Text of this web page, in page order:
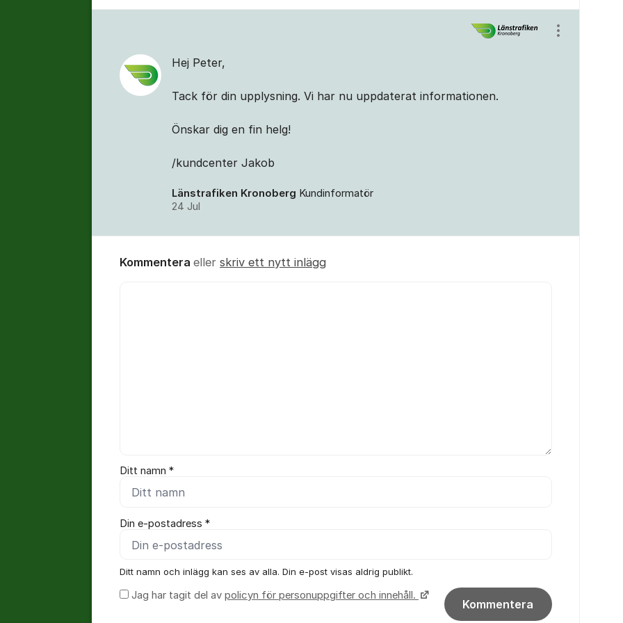
Hej Peter,
Tack för din upplysning. Vi har nu uppdaterat informationen.
Önskar dig en fin helg!
/kundcenter Jakob
Länstrafiken Kronoberg Kundinformatör
24 Jul
Visa/dölj
Kommentera eller skriv ett nytt inlägg
Ditt namn *
Din e-postadress *
Ditt namn och inlägg kan ses av alla. Din e-post visas aldrig publikt.
Jag har tagit del av policyn för personuppgifter och innehåll.
Kommentera